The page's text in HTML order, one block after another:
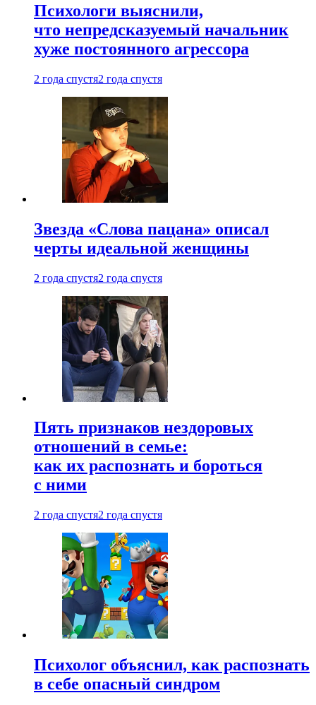
Психологи выяснили,
что непредсказуемый начальник
хуже постоянного агрессора
2 года спустя2 года спустя
Звезда «Слова пацана» описал
черты идеальной женщины
2 года спустя2 года спустя
Пять признаков нездоровых
отношений в семье:
как их распознать и бороться
с ними
2 года спустя2 года спустя
Психолог объяснил, как распознать
в себе опасный синдром